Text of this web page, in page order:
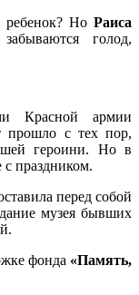
Но Раиса
голод,
Красной армии
прошло с тех пор,
героини. Но в
праздником.
перед собой
музея бывших
фонда «Память,